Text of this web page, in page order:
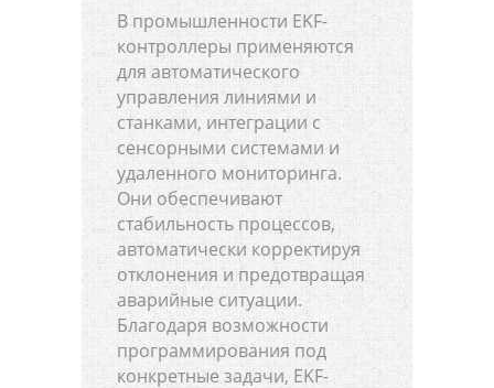
В промышленности EKF-
контроллеры применяются
для автоматического
управления линиями и
станками, интеграции с
сенсорными системами и
удаленного мониторинга.
Они обеспечивают
стабильность процессов,
автоматически корректируя
отклонения и предотвращая
аварийные ситуации.
Благодаря возможности
программирования под
конкретные задачи, EKF-